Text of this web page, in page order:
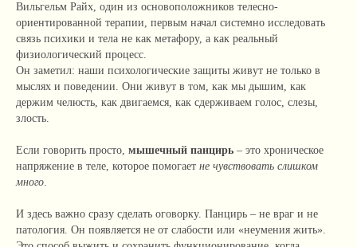
Вильгельм Райх, один из основоположников телесно-
ориентированной терапии, первым начал системно исследовать
связь психики и тела не как метафору, а как реальный
физиологический процесс.
Он заметил: наши психологические защиты живут не только в
мыслях и поведении. Они живут в том, как мы дышим, как
держим челюсть, как двигаемся, как сдерживаем голос, слезы,
злость.
Если говорить просто, мышечный панцирь – это хроническое
напряжение в теле, которое помогает не чувствовать слишком
много.
И здесь важно сразу сделать оговорку. Панцирь – не враг и не
патология. Он появляется не от слабости или «неумения жить».